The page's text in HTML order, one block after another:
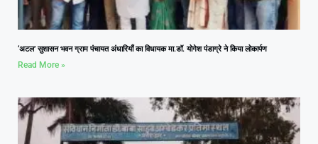
‘अटल’ सुशासन भवन ग्राम पंचायत अंधारियाँ का विधायक मा.डॉ. योगेश पंडाग्रे ने किया लोकार्पण
Read More »